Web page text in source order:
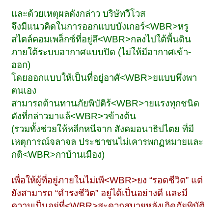
และด้วยเหตุผลดังกล่าว บริษัทวีโวส
จึงมีแนวคิดในการออกแบบบังเกอร์<WBR>หรู
สไตล์คอมเพล็กซ์ที่อยู่ลึ<WBR>กลงไปใต้พื้นดิน
ภายใต้ระบบอากาศแบบปิด (ไม่ให้มีอากาศเข้า-
ออก)
โดยออกแบบให้เป็นที่อยู่อาศั<WBR>ยแบบพึ่งพา
ตนเอง
สามารถต้านทานภัยพิบัติร้<WBR>ายแรงทุกชนิด
ดังที่กล่าวมาแล้<WBR>วข้างต้น
(รวมทั้งช่วยให้หลีกหนีจาก สังคมอนาธิปไตย ที่มี
เหตุการณ์จลาจล ประชาชนไม่เคารพกฏหมายและ
กติ<WBR>กาบ้านเมือง)
เพื่อให้ผู้ที่อยู่ภายในไม่เพี<WBR>ยง “รอดชีวิต” แต่
ยังสามารถ “ดำรงชีวิต” อยู่ได้เป็นอย่างดี และมี